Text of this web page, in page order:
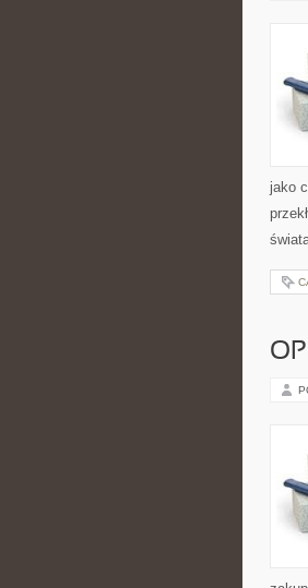
jako